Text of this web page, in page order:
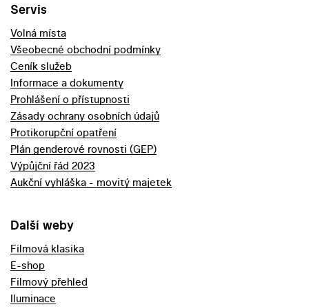
Servis
Volná místa
Všeobecné obchodní podmínky
Ceník služeb
Informace a dokumenty
Prohlášení o přístupnosti
Zásady ochrany osobních údajů
Protikorupční opatření
Plán genderové rovnosti (GEP)
Výpůjční řád 2023
Aukční vyhláška - movitý majetek
Další weby
Filmová klasika
E-shop
Filmový přehled
Iluminace